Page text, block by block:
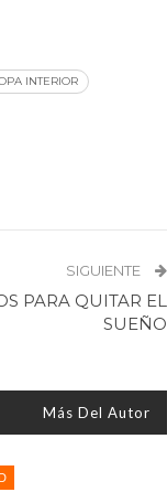
INTERIOR
SIGUIENTE
PARA QUITAR EL
SUEÑO
Más Del Autor